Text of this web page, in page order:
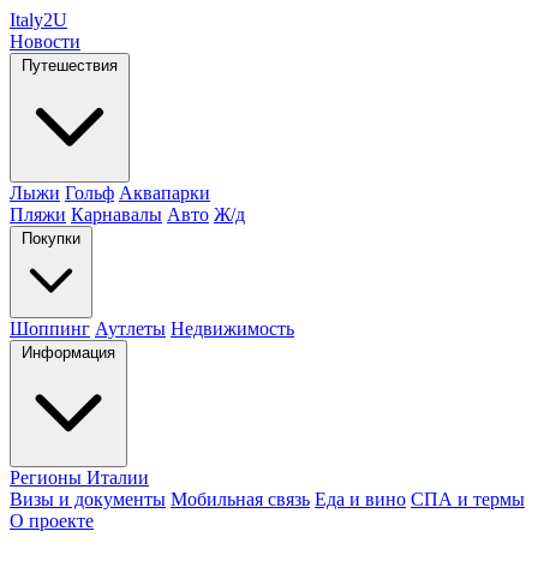
Italy2U
Новости
Путешествия
Лыжи Гольф Аквапарки
Пляжи Карнавалы Авто Ж/д
Покупки
Шоппинг Аутлеты Недвижимость
Информация
Регионы Италии
Визы и документы Мобильная связь Еда и вино СПА и термы
О проекте